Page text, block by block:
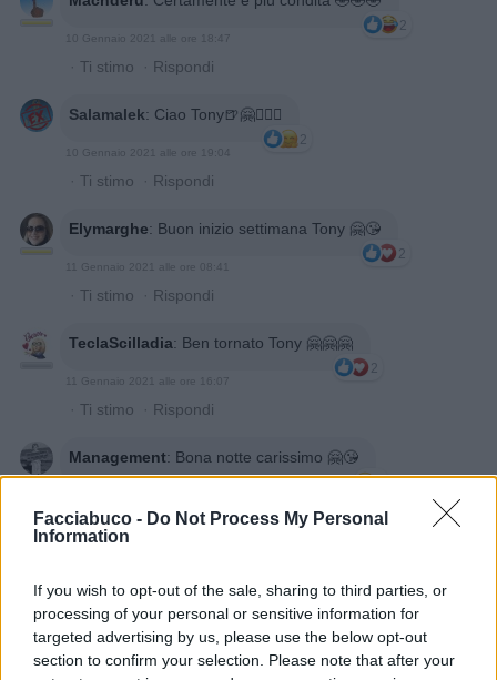
Facciabuco - Do Not Process My Personal
Information
If you wish to opt-out of the sale, sharing to third parties, or
processing of your personal or sensitive information for
targeted advertising by us, please use the below opt-out
section to confirm your selection. Please note that after your
2
10 Gennaio 2021 alle ore 18:47
· Ti stimo · Rispondi
Salamalek: Ciao Tony🍺🤗🙋🏻‍♂️
2
10 Gennaio 2021 alle ore 19:04
· Ti stimo · Rispondi
Elymarghe: Buon inizio settimana Tony 🤗😘
2
11 Gennaio 2021 alle ore 08:41
· Ti stimo · Rispondi
TeclaScilladia: Ben tornato Tony 🤗🤗🤗
2
11 Gennaio 2021 alle ore 16:07
· Ti stimo · Rispondi
Management: Bona notte carissimo 🤗😘
1
·Ti stimo ·Rispondi
1
12 Gennaio 2021 alle ore 22:31
·Ti stimo·Rispondi